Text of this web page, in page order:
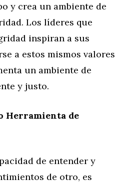
y crea un ambiente de
Los líderes que
inspiran a sus
a estos mismos valores
un ambiente de
y justo.
Herramienta de
de entender y
de otro, es